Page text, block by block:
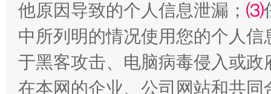
他原因导致的个人信息泄漏； ⑶
中所列明的情况使用您的个人
于黑客攻击、电脑病毒侵入或
在本网的企业、公司网站和共